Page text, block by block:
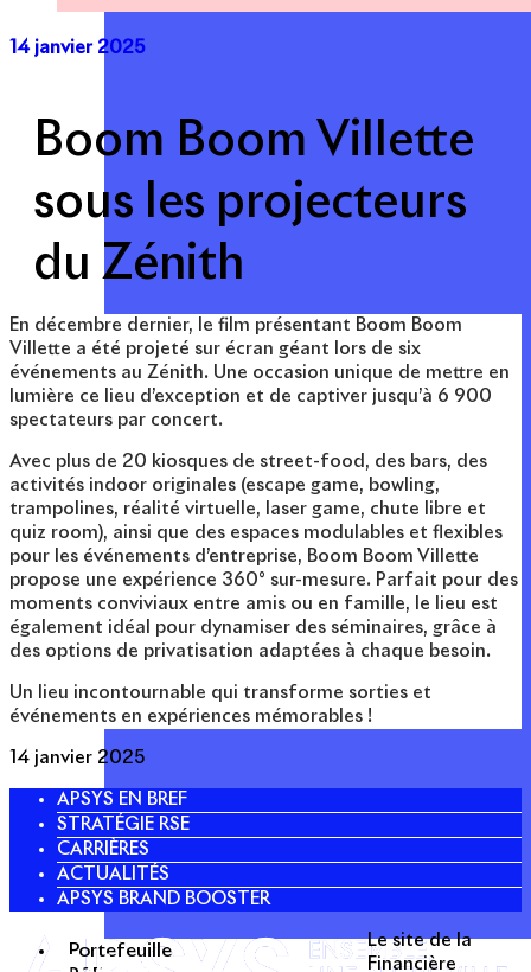
Portefeuille
14 janvier 2025
Boom Boom Villette
sous les projecteurs
du Zénith
En décembre dernier, le film présentant Boom Boom
Villette a été projeté sur écran géant lors de six
événements au Zénith. Une occasion unique de mettre en
lumière ce lieu d’exception et de captiver jusqu’à 6 900
spectateurs par concert.
Avec plus de 20 kiosques de street-food, des bars, des
activités indoor originales (escape game, bowling,
trampolines, réalité virtuelle, laser game, chute libre et
quiz room), ainsi que des espaces modulables et flexibles
pour les événements d’entreprise, Boom Boom Villette
propose une expérience 360° sur-mesure. Parfait pour des
moments conviviaux entre amis ou en famille, le lieu est
également idéal pour dynamiser des séminaires, grâce à
des options de privatisation adaptées à chaque besoin.
Un lieu incontournable qui transforme sorties et
événements en expériences mémorables !
14 janvier 2025
APSYS EN BREF
STRATÉGIE RSE
CARRIÈRES
ACTUALITÉS
APSYS BRAND BOOSTER
Le site de la
Financière